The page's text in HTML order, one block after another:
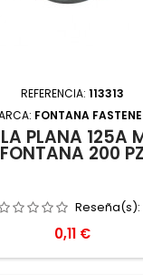
REFERENCIA: 113313
FONTANA
PLANA 125A
FONTANA 200 PZ
Reseña(s):
Precio
0,11 €